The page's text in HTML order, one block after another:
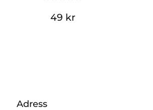
49 kr
Adress